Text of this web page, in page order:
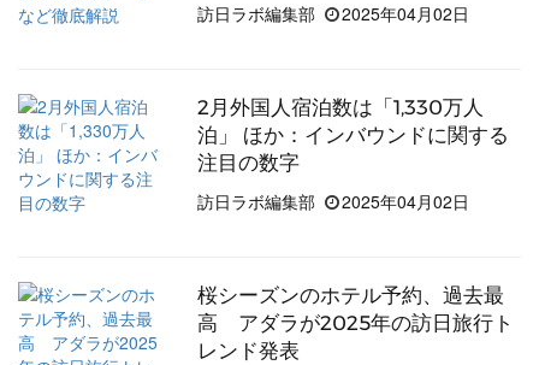
訪日ラボ編集部
2025年04月02日
2月外国人宿泊数は「1,330万人
泊」 ほか：インバウンドに関する
注目の数字
訪日ラボ編集部
2025年04月02日
桜シーズンのホテル予約、過去最
高 アダラが2025年の訪日旅行ト
レンド発表